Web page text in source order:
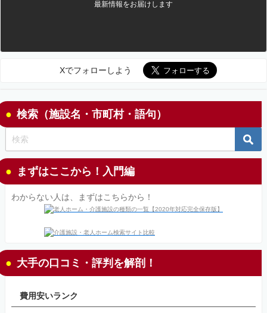
最新情報をお届けします
Xでフォローしよう
検索（施設名・市町村・語句）
まずはここから！入門編
わからない人は、まずはこちらから！
大手の口コミ・評判を解剖！
費用安いランク